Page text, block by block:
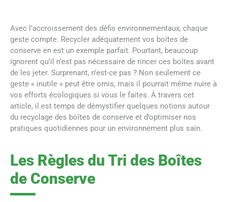
Avec l’accroissement des défis environnementaux, chaque
geste compte. Recycler adéquatement vos boîtes de
conserve en est un exemple parfait. Pourtant, beaucoup
ignorent qu’il n’est pas nécessaire de rincer ces boîtes avant
de les jeter. Surprenant, n’est-ce pas ? Non seulement ce
geste « inutile » peut être omis, mais il pourrait même nuire à
vos efforts écologiques si vous le faites. À travers cet
article, il est temps de démystifier quelques notions autour
du recyclage des boîtes de conserve et d’optimiser nos
pratiques quotidiennes pour un environnement plus sain.
Les Règles du Tri des Boîtes
de Conserve